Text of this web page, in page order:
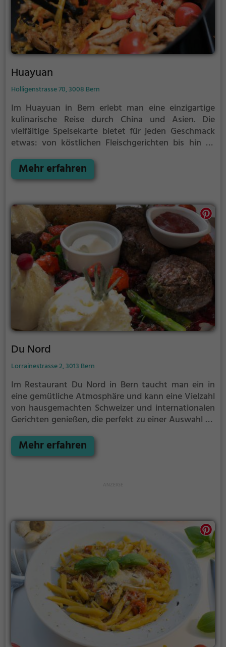
Huayuan
Holligenstrasse 70, 3008 Bern
Im Huayuan in Bern erlebt man eine einzigartige
kulinarische Reise durch China und Asien. Die
vielfältige Speisekarte bietet für jeden Geschmack
etwas: von köstlichen Fleischgerichten bis hin zu
sich mit erfrischenden Cocktails verwöhnen lassen.
Das stilvolle Ambiente lädt zum Verweilen ein und
fernab von Hektik und Stress leckere und gesunde
Gerichte genießen. Ein Muss für alle Liebhaber
asiatischer Küche und für diejenigen, die es werden
wollen.
Mehr erfahren
Du Nord
Lorrainestrasse 2, 3013 Bern
Im Restaurant Du Nord in Bern taucht man ein in
eine gemütliche Atmosphäre und kann eine Vielzahl
von hausgemachten Schweizer und internationalen
Gerichten genießen, die perfekt zu einer Auswahl an
europäischen, kontinentalen oder gesunden
vegetarischen Gerichten ist oder einfach nur ein
zwanglosen und einladenden Umgebung zu
entdecken.
Mehr erfahren